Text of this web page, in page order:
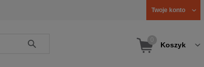
Twoje konto
Szukaj Koszyk